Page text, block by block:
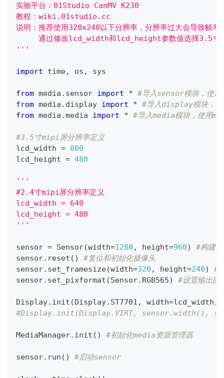
实验平台：01Studio CanMV K230
教程：wiki.01studio.cc
说明：推荐使用320x240以下分辨率，分辨率过大会导致帧率
通过修改lcd_width和lcd_height参数值选择3.5寸
'''
import time, os , sys
from media . sensor import * #导入sensor模块，使用
from media . display import * #导入display模块，
from media .media import * #导入media模块，使用
#3.5寸mipi屏分辨率定义
lcd_width = 800
lcd_height = 480
'''
#2.4寸mipi屏分辨率定义
lcd_width = 640
lcd_height = 480
'''
sensor = Sensor(width=1280 , height=960)
#构建
sensor. reset ( )
#复位和初始化摄像头
sensor. set_framesize(width=320 , height=240)
#
sensor. set_pixformat (Sensor. RGB565) #设置输出图
Display. init ( Display. ST7701 , width=lcd_width ,
#Display.init(Display.VIRT, sensor.width(),
MediaManager. init ( ) #初始化media资源管理器
sensor. run ( ) #启动sensor